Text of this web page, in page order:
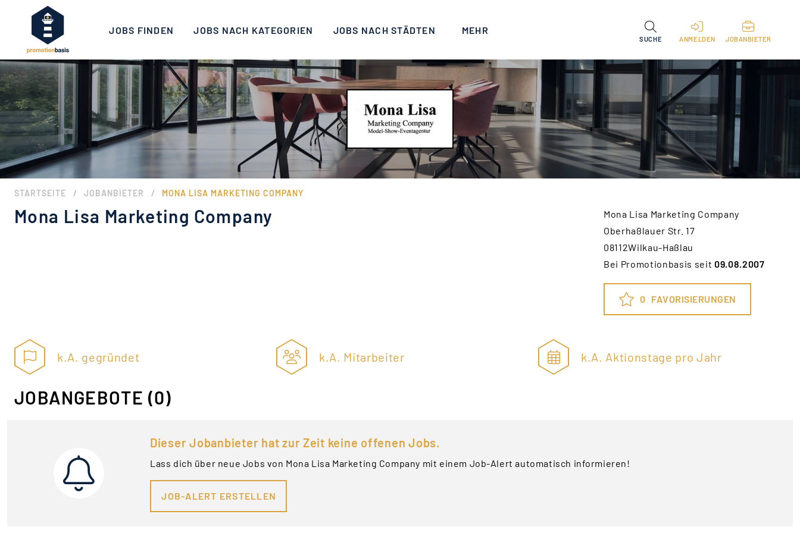
JOBS FINDEN JOBS NACH KATEGORIEN JOBS NACH STÄDTEN MEHR
SUCHE ANMELDEN JOBANBIETER
STARTSEITE / JOBANBIETER / MONA LISA MARKETING COMPANY
Mona Lisa Marketing Company
Mona Lisa Marketing Company
Oberhaßlauer Str. 17
08112Wilkau-Haßlau
Bei Promotionbasis seit09.08.2007
0 FAVORISIERUNGEN
k.A. gegründet k.A. Mitarbeiter k.A. Aktionstage pro Jahr
JOBANGEBOTE (0)
Dieser Jobanbieter hat zur Zeit keine offenen Jobs.
Lass dich über neue Jobs von Mona Lisa Marketing Company mit einem Job-Alert automatisch informieren!
JOB-ALERT ERSTELLEN